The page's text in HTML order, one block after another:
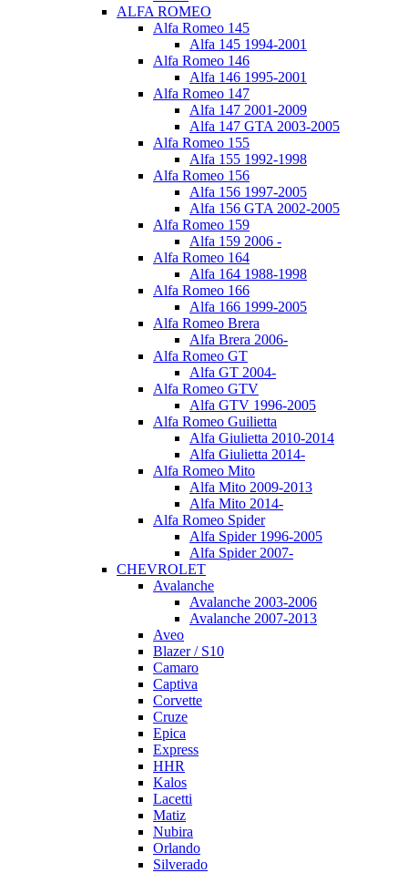
ALFA ROMEO
Alfa Romeo 145
Alfa 145 1994-2001
Alfa Romeo 146
Alfa 146 1995-2001
Alfa Romeo 147
Alfa 147 2001-2009
Alfa 147 GTA 2003-2005
Alfa Romeo 155
Alfa 155 1992-1998
Alfa Romeo 156
Alfa 156 1997-2005
Alfa 156 GTA 2002-2005
Alfa Romeo 159
Alfa 159 2006 -
Alfa Romeo 164
Alfa 164 1988-1998
Alfa Romeo 166
Alfa 166 1999-2005
Alfa Romeo Brera
Alfa Brera 2006-
Alfa Romeo GT
Alfa GT 2004-
Alfa Romeo GTV
Alfa GTV 1996-2005
Alfa Romeo Guilietta
Alfa Giulietta 2010-2014
Alfa Giulietta 2014-
Alfa Romeo Mito
Alfa Mito 2009-2013
Alfa Mito 2014-
Alfa Romeo Spider
Alfa Spider 1996-2005
Alfa Spider 2007-
CHEVROLET
Avalanche
Avalanche 2003-2006
Avalanche 2007-2013
Aveo
Blazer / S10
Camaro
Captiva
Corvette
Cruze
Epica
Express
HHR
Kalos
Lacetti
Matiz
Nubira
Orlando
Silverado